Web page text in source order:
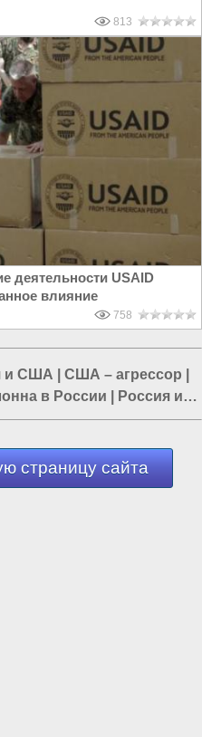
813
деятельности USAID
влияние
758
и США США – агрессор
в России
Россия и
страницу сайта